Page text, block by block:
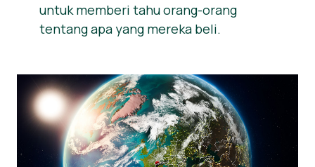
untuk memberi tahu orang-orang
tentang apa yang mereka beli.